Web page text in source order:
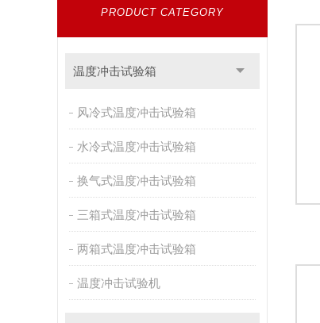
盐雾试验箱 老化试验箱
自然恒温对流试验箱 自动化产线高低温试验箱
新能源专用设备 PCT高压加速老化试验机
PRODUCT CATEGORY
温度冲击试验箱
风冷式温度冲击试验箱
水冷式温度冲击试验箱
换气式温度冲击试验箱
三箱式温度冲击试验箱
两箱式温度冲击试验箱
温度冲击试验机